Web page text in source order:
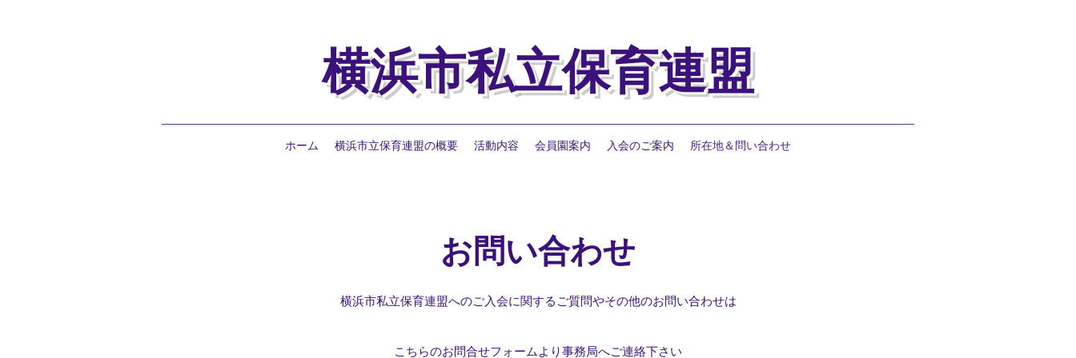
横浜市私立保育連盟
ホーム 横浜市立保育連盟の概要 活動内容 会員園案内 入会のご案内 所在地＆問い合わせ
お問い合わせ
横浜市私立保育連盟へのご入会に関するご質問やその他のお問い合わせは
こちらのお問合せフォームより事務局へご連絡下さい